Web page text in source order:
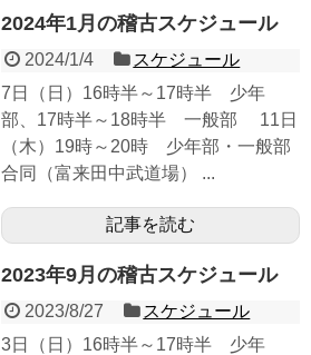
2024年1月の稽古スケジュール
2024/1/4
スケジュール
7日（日）16時半～17時半 少年
部、17時半～18時半 一般部 11日
（木）19時～20時 少年部・一般部
合同（富来田中武道場） ...
記事を読む
2023年9月の稽古スケジュール
2023/8/27
スケジュール
3日（日）16時半～17時半 少年